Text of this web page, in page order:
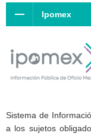
Ipomex
Sistema de
a los sujetos